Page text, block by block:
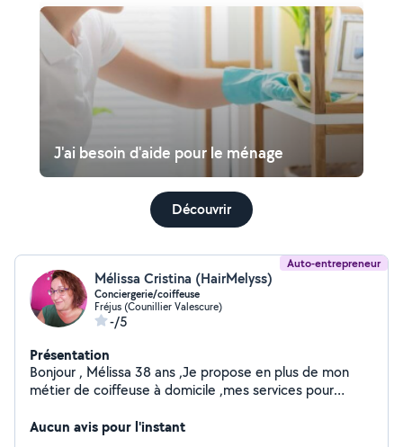
J'ai besoin d'aide pour le ménage
Découvrir
Auto-entrepreneur
Mélissa Cristina (HairMelyss)
Conciergerie/coiffeuse
Fréjus (Counillier Valescure)
-/5
Présentation
Bonjour , Mélissa 38 ans ,Je propose en plus de mon
métier de coiffeuse à domicile ,mes services pour
Sérieuse, organisée et attentive aux détails, je peux
Aucun avis pour l'instant